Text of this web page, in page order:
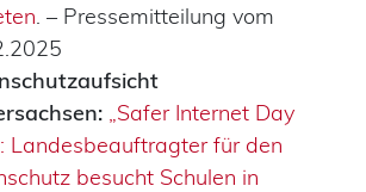
. – Pressemitteilung vom
„Safer Internet Day
Landesbeauftragter für den
besucht Schulen in